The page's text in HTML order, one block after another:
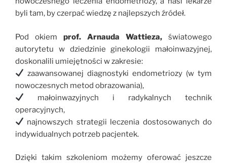
byli tam, by czerpać wiedzę z najlepszych źródeł.
Pod okiem prof. Arnauda Wattieza, światowego
autorytetu w dziedzinie ginekologii małoinwazyjnej,
doskonalili umiejętności w zakresie:
zaawansowanej diagnostyki endometriozy (w tym
nowoczesnych metod obrazowania),
małoinwazyjnych i radykalnych technik
operacyjnych,
najnowszych strategii leczenia dostosowanych do
indywidualnych potrzeb pacjentek.
Dzięki takim szkoleniom możemy oferować jeszcze